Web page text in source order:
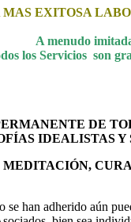
EXITOSA
A menudo
los Servicios son
DE
IDEALISTAS
se han adherido aún